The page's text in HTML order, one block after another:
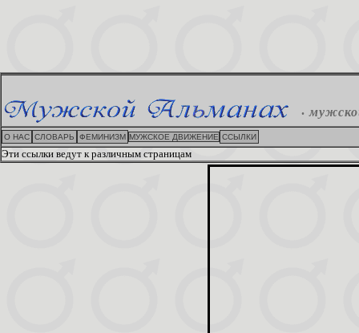
.
О НАС СЛОВАРЬ ФЕМИНИЗМ МУЖСКОЕ ДВИЖЕНИЕ ССЫЛКИ
Эти ссылки ведут к различным страницам